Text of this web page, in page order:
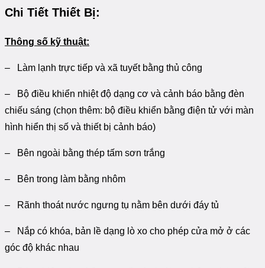
Chi Tiết Thiết Bị:
Thông số kỹ thuật:
– Làm lạnh trực tiếp và xã tuyết bằng thủ công
– Bộ điều khiển nhiệt độ dạng cơ và cảnh báo bằng đèn
chiếu sáng (chọn thêm: bộ điều khiển bằng điện tử với màn
hình hiển thị số và thiết bị cảnh báo)
– Bên ngoài bằng thép tấm sơn trắng
– Bên trong làm bằng nhôm
– Rãnh thoát nước ngưng tụ nằm bên dưới đáy tủ
– Nắp có khóa, bản lề dạng lò xo cho phép cửa mở ở các
góc độ khác nhau